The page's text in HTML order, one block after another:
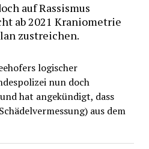
auf Rassismus
ab 2021 Kraniometrie
zustreichen.
logischer
nun doch
hat angekündigt, dass
aus dem